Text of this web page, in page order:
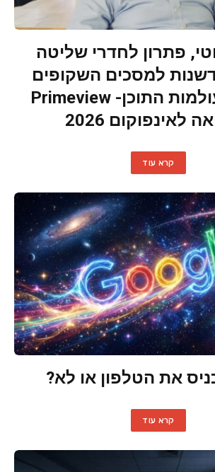
פתרון לחדרי שליטה
למסכים השקופים
וכניסה לעולמות התוכן- Primeview
לאינפוקום 2026
קרא עוד
את הטלפון או לא?
קרא עוד